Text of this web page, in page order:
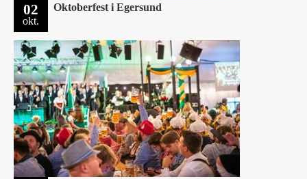
02
okt.
Oktoberfest i Egersund